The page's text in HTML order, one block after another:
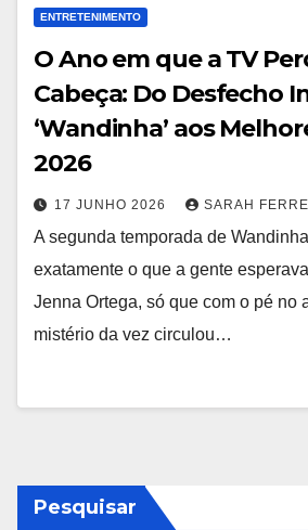
ENTRETENIMENTO
O Ano em que a TV
Cabeça: Do Desfecho
‘Wandinha’ aos
2026
17 JUNHO 2026 SARAH
A segunda temporada de
exatamente o que a gente
Jenna Ortega, só que com o pé no
mistério da vez circulou…
Pesquisar